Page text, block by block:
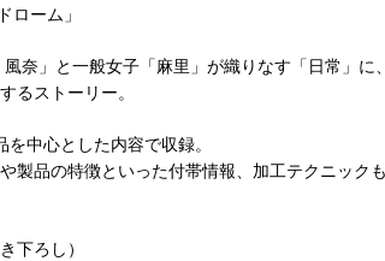
ローム」
奈」と一般女子「麻里」が織りなす「日常」に
るストーリー。
中心とした内容で収録。
製品の特徴といった付帯情報、加工テクニック
下ろし）